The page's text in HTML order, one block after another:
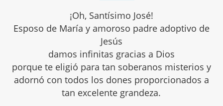
¡Oh, Santísimo José!
Esposo de María y amoroso padre adoptivo de
Jesús
damos infinitas gracias a Dios
porque te eligió para tan soberanos misterios y
adornó con todos los dones proporcionados a
tan excelente grandeza.